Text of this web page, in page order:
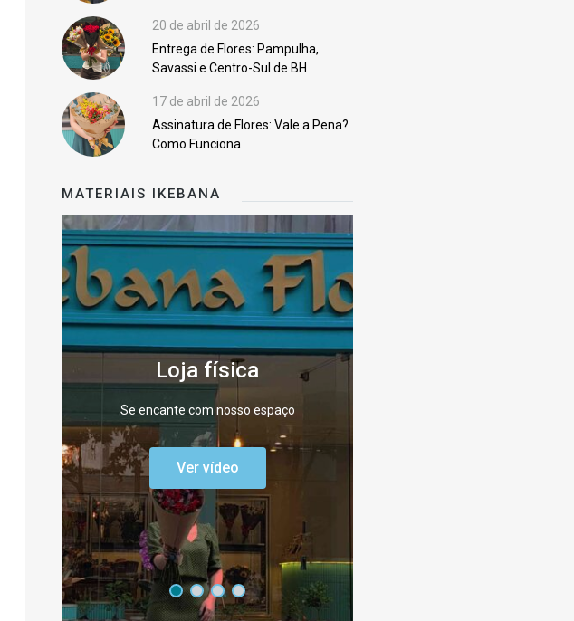
20 de abril de 2026
Entrega de Flores: Pampulha,
Savassi e Centro-Sul de BH
17 de abril de 2026
Assinatura de Flores: Vale a Pena?
Como Funciona
MATERIAIS IKEBANA
Loja física
Se encante com nosso espaço
Ver vídeo